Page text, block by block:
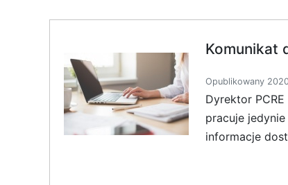
Komunikat
Opublikowany
Dyrektor
pracuje
informacje